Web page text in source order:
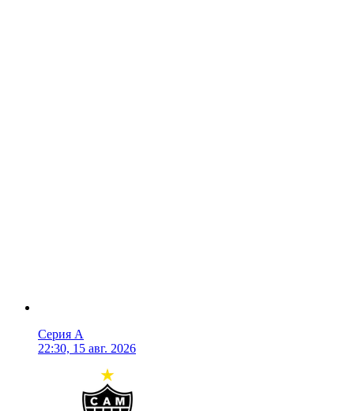
Серия А
22:30, 15 авг. 2026